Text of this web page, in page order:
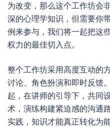
为改变，那么这个工作坊会
深的心理学知识，但需要你
例来参与，我们将一起把这
权力的最佳切入点。
整个工作坊采用高度互动的
讨论、角色扮演和即时反馈
起，在讲师的引导下，共同
术，演练构建紧迫感的沟通
实践，知识才能真正转化为能